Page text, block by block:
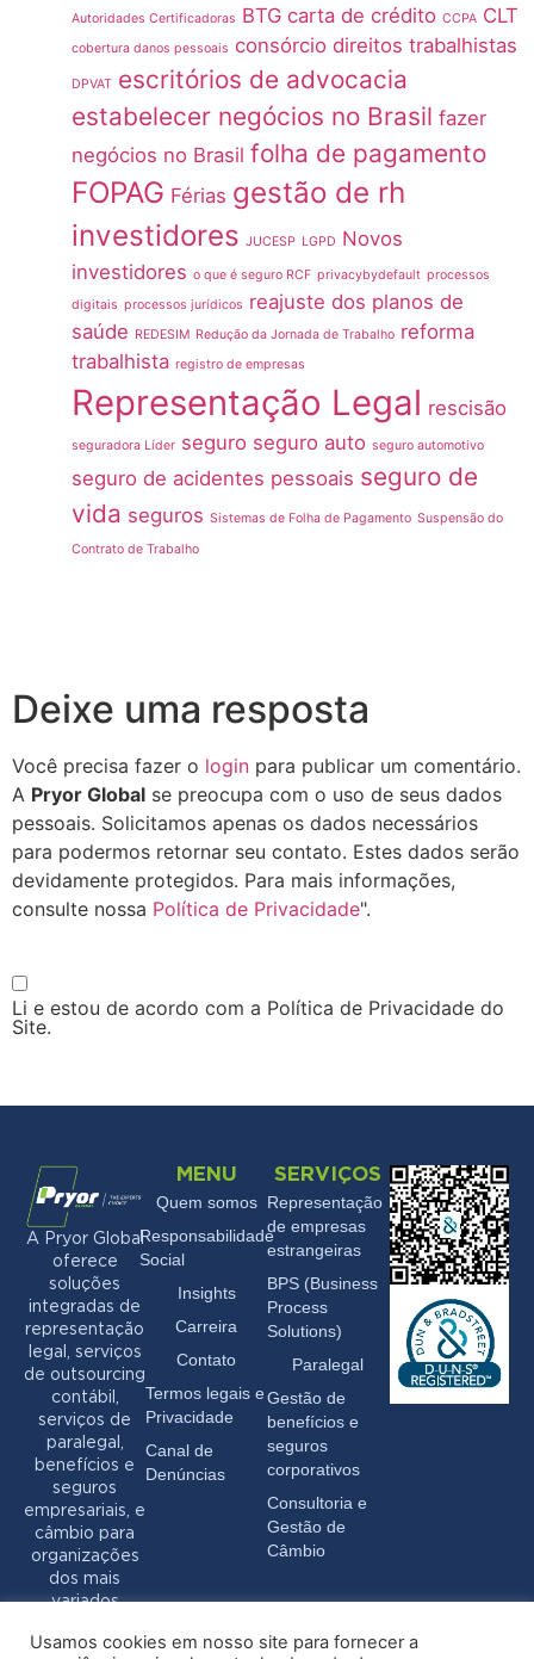
Autoridades Certificadoras BTG carta de crédito CCPA CLT
cobertura danos pessoais consórcio direitos trabalhistas
DPVAT escritórios de advocacia
estabelecer negócios no Brasil fazer
negócios no Brasil folha de pagamento
FOPAG Férias gestão de rh
investidores JUCESP LGPD Novos
investidores o que é seguro RCF privacybydefault processos
digitais processos jurídicos reajuste dos planos de
saúde REDESIM Redução da Jornada de Trabalho reforma
trabalhista registro de empresas
Representação Legal rescisão
seguradora Líder seguro seguro auto seguro automotivo
seguro de acidentes pessoais seguro de
vida seguros Sistemas de Folha de Pagamento Suspensão do
Contrato de Trabalho
Deixe uma resposta
Você precisa fazer o login para publicar um comentário.
A Pryor Global se preocupa com o uso de seus dados
pessoais. Solicitamos apenas os dados necessários
para podermos retornar seu contato. Estes dados serão
devidamente protegidos. Para mais informações,
consulte nossa Política de Privacidade".
Li e estou de acordo com a Política de Privacidade do
Site.
A Pryor Global
oferece
soluções
integradas de
representação
legal, serviços
de outsourcing
contábil,
serviços de
paralegal,
benefícios e
seguros
empresariais, e
câmbio para
organizações
dos mais
variados
MENU
Quem somos
Responsabilidade
Social
Insights
Carreira
Contato
Termos legais e
Privacidade
Canal de
Denúncias
SERVIÇOS
Representação
de empresas
estrangeiras
BPS (Business
Process
Solutions)
Paralegal
Gestão de
benefícios e
seguros
corporativos
Consultoria e
Gestão de
Câmbio
Usamos cookies em nosso site para fornecer a